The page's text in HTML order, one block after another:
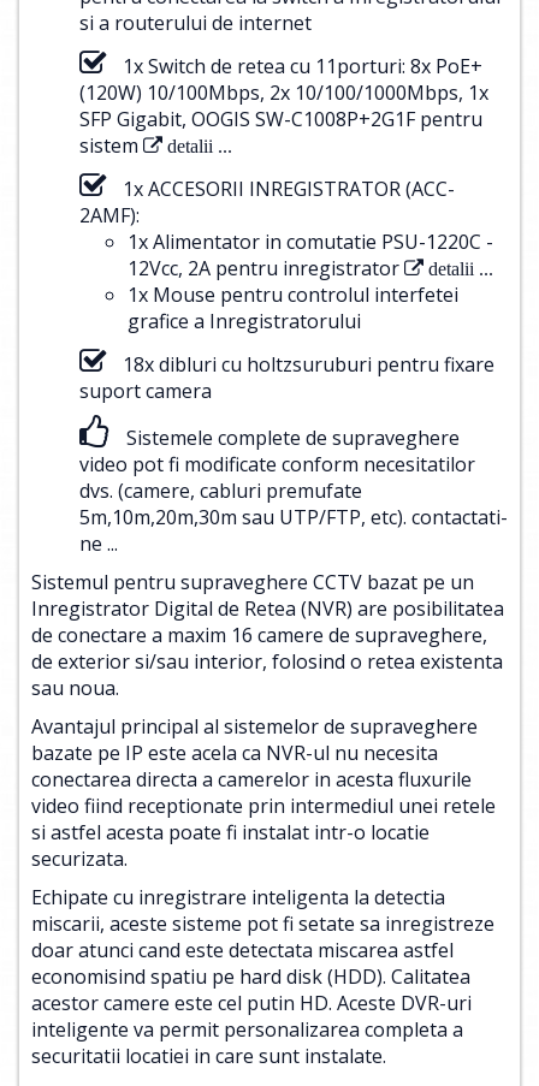
si a routerului de internet
1x Switch de retea cu 11porturi: 8x PoE+
(120W) 10/100Mbps, 2x 10/100/1000Mbps, 1x
SFP Gigabit, OOGIS SW-C1008P+2G1F pentru
sistem
detalii ...
1x ACCESORII INREGISTRATOR (ACC-
2AMF):
1x Alimentator in comutatie PSU-1220C -
12Vcc, 2A pentru inregistrator
detalii ...
1x Mouse pentru controlul interfetei
grafice a Inregistratorului
18x dibluri cu holtzsuruburi pentru fixare
suport camera
Sistemele complete de supraveghere
video pot fi modificate conform necesitatilor
dvs. (camere, cabluri premufate
5m,10m,20m,30m sau UTP/FTP, etc). contactati-
ne ...
Sistemul pentru supraveghere CCTV bazat pe un
Inregistrator Digital de Retea (NVR) are posibilitatea
de conectare a maxim 16 camere de supraveghere,
de exterior si/sau interior, folosind o retea existenta
sau noua.
Avantajul principal al sistemelor de supraveghere
bazate pe IP este acela ca NVR-ul nu necesita
conectarea directa a camerelor in acesta fluxurile
video fiind receptionate prin intermediul unei retele
si astfel acesta poate fi instalat intr-o locatie
securizata.
Echipate cu inregistrare inteligenta la detectia
miscarii, aceste sisteme pot fi setate sa inregistreze
doar atunci cand este detectata miscarea astfel
economisind spatiu pe hard disk (HDD). Calitatea
acestor camere este cel putin HD. Aceste DVR-uri
inteligente va permit personalizarea completa a
securitatii locatiei in care sunt instalate.